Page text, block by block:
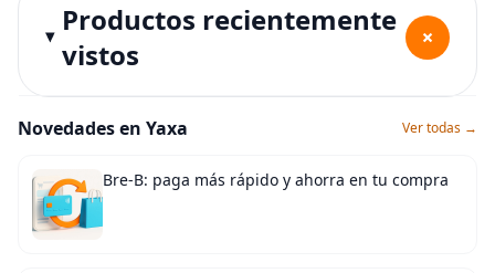
Productos recientemente
vistos
+
Novedades en Yaxa Ver todas →
Bre-B: paga más rápido y ahorra en tu compra